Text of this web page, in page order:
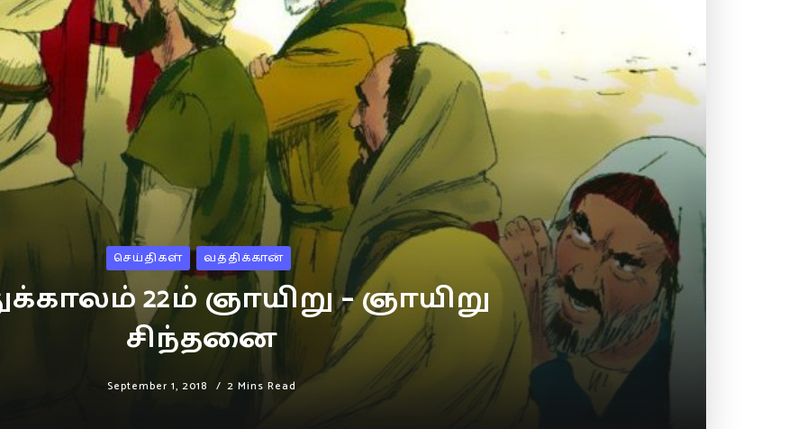
செய்திகள் வத்திக்கான்
22ம் ஞாயிறு – ஞாயிறு
சிந்தனை
September 1, 2018 2 Mins Read